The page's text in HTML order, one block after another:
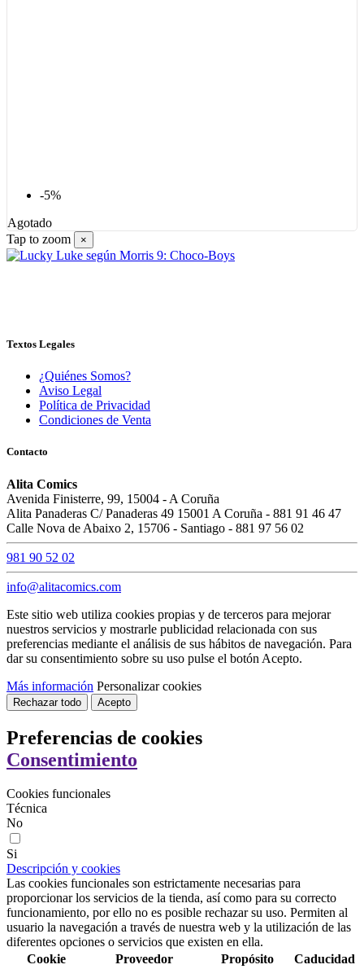
-5%
Agotado
Tap to zoom
×
Textos Legales
¿Quiénes Somos?
Aviso Legal
Política de Privacidad
Condiciones de Venta
Contacto
Alita Comics
Avenida Finisterre, 99, 15004 - A Coruña
Alita Panaderas C/ Panaderas 49 15001 A Coruña - 881 91 46 47
Calle Nova de Abaixo 2, 15706 - Santiago - 881 97 56 02
981 90 52 02
info@alitacomics.com
Este sitio web utiliza cookies propias y de terceros para mejorar
nuestros servicios y mostrarle publicidad relacionada con sus
preferencias mediante el análisis de sus hábitos de navegación. Para
dar su consentimiento sobre su uso pulse el botón Acepto.
Más información Personalizar cookies
Rechazar todo Acepto
Preferencias de cookies
Consentimiento
Cookies funcionales
Técnica
No
Si
Descripción y cookies
Las cookies funcionales son estrictamente necesarias para
proporcionar los servicios de la tienda, así como para su correcto
funcionamiento, por ello no es posible rechazar su uso. Permiten al
usuario la navegación a través de nuestra web y la utilización de las
diferentes opciones o servicios que existen en ella.
Cookie
Proveedor Propósito Caducidad